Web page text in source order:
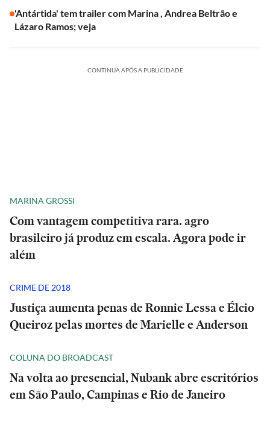
'Antártida' tem trailer com Marina , Andrea Beltrão e
Lázaro Ramos; veja
CONTINUA APÓS A PUBLICIDADE
MARINA GROSSI
Com vantagem competitiva rara. agro
brasileiro já produz em escala. Agora pode ir
além
CRIME DE 2018
Justiça aumenta penas de Ronnie Lessa e Élcio
Queiroz pelas mortes de Marielle e Anderson
COLUNA DO BROADCAST
Na volta ao presencial, Nubank abre escritórios
em São Paulo, Campinas e Rio de Janeiro